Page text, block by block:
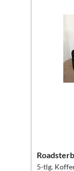
5-tlg.